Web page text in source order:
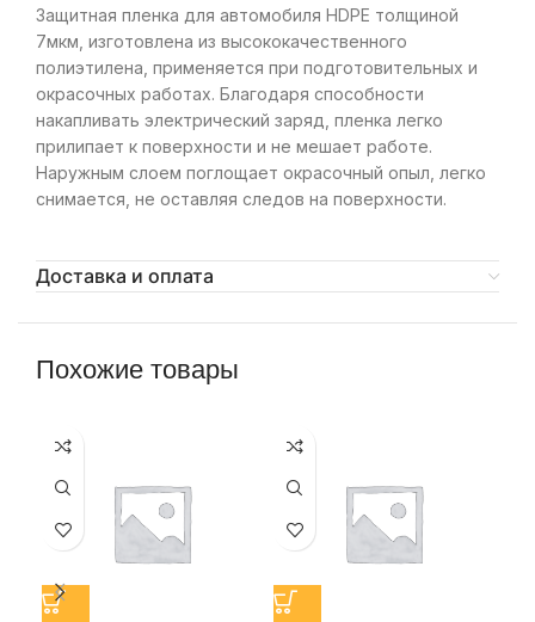
Защитная пленка для автомобиля HDPE толщиной
7мкм, изготовлена из высококачественного
полиэтилена, применяется при подготовительных и
окрасочных работах. Благодаря способности
накапливать электрический заряд, пленка легко
прилипает к поверхности и не мешает работе.
Наружным слоем поглощает окрасочный опыл, легко
снимается, не оставляя следов на поверхности.
Доставка и оплата
Похожие товары